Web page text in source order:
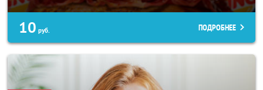
10 руб. ПОДРОБНЕЕ